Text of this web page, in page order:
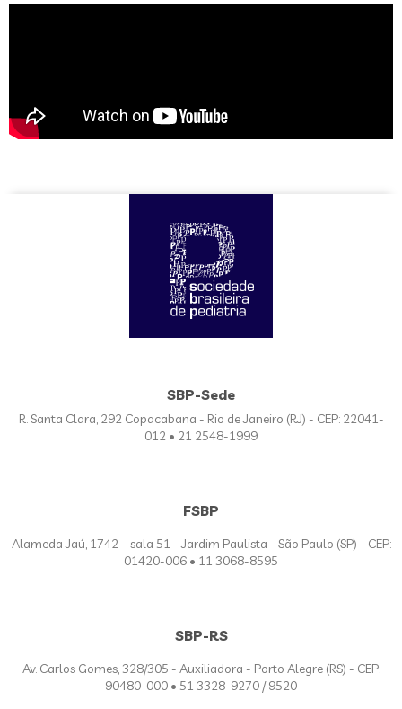
SBP-Sede
R. Santa Clara, 292 Copacabana - Rio de Janeiro (RJ) - CEP: 22041-
012 • 21 2548-1999
FSBP
Alameda Jaú, 1742 – sala 51 - Jardim Paulista - São Paulo (SP) - CEP:
01420-006 • 11 3068-8595
SBP-RS
Av. Carlos Gomes, 328/305 - Auxiliadora - Porto Alegre (RS) - CEP:
90480-000 • 51 3328-9270 / 9520